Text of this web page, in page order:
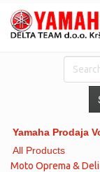
Yamaha Prodaja
All Products
Moto Oprema &